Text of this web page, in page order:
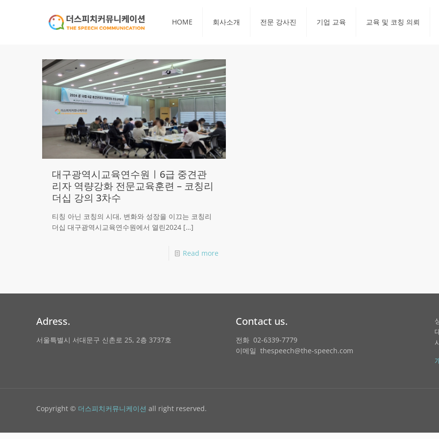
HOME 회사소개 전문 강사진 기업 교육 교육 및 코칭 의뢰
대구광역시교육연수원ㅣ6급 중견관
리자 역량강화 전문교육훈련 – 코칭리
더십 강의 3차수
티칭 아닌 코칭의 시대, 변화와 성장을 이끄는 코칭리
더십 대구광역시교육연수원에서 열린2024[…]
Read more
Adress.
서울특별시 서대문구 신촌로 25, 2층 3737호
Contact us.
전화 02-6339-7779
이메일 thespeech@the-speech.com
Copyright © 더스피치커뮤니케이션 all right reserved.